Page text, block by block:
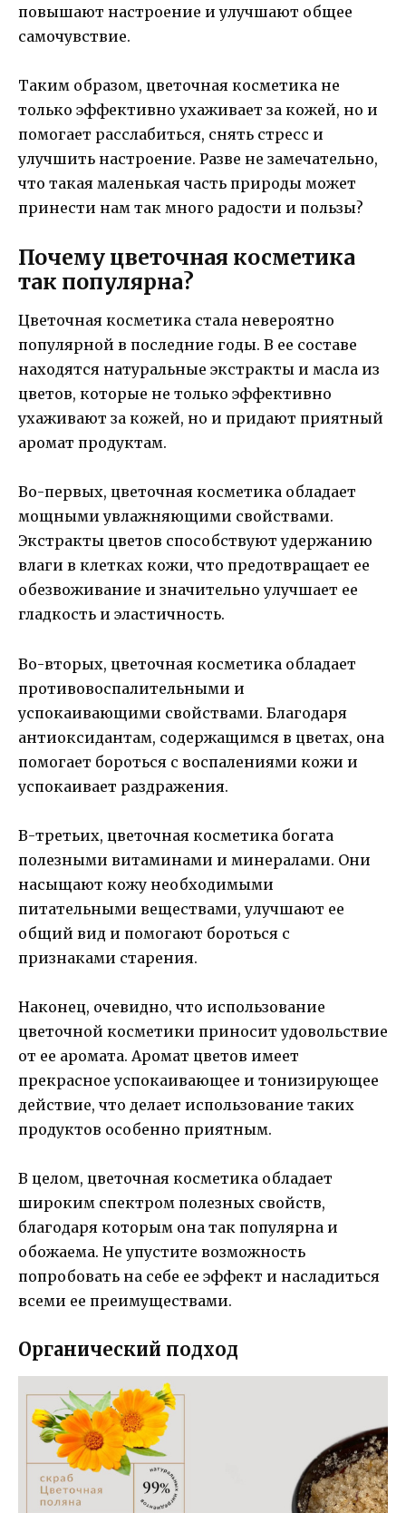
повышают настроение и улучшают общее
самочувствие.
Таким образом, цветочная косметика не
только эффективно ухаживает за кожей, но и
помогает расслабиться, снять стресс и
улучшить настроение. Разве не замечательно,
что такая маленькая часть природы может
принести нам так много радости и пользы?
Почему цветочная косметика
так популярна?
Цветочная косметика стала невероятно
популярной в последние годы. В ее составе
находятся натуральные экстракты и масла из
цветов, которые не только эффективно
ухаживают за кожей, но и придают приятный
аромат продуктам.
Во-первых, цветочная косметика обладает
мощными увлажняющими свойствами.
Экстракты цветов способствуют удержанию
влаги в клетках кожи, что предотвращает ее
обезвоживание и значительно улучшает ее
гладкость и эластичность.
Во-вторых, цветочная косметика обладает
противовоспалительными и
успокаивающими свойствами. Благодаря
антиоксидантам, содержащимся в цветах, она
помогает бороться с воспалениями кожи и
успокаивает раздражения.
В-третьих, цветочная косметика богата
полезными витаминами и минералами. Они
насыщают кожу необходимыми
питательными веществами, улучшают ее
общий вид и помогают бороться с
признаками старения.
Наконец, очевидно, что использование
цветочной косметики приносит удовольствие
от ее аромата. Аромат цветов имеет
прекрасное успокаивающее и тонизирующее
действие, что делает использование таких
продуктов особенно приятным.
В целом, цветочная косметика обладает
широким спектром полезных свойств,
благодаря которым она так популярна и
обожаема. Не упустите возможность
попробовать на себе ее эффект и насладиться
всеми ее преимуществами.
Органический подход